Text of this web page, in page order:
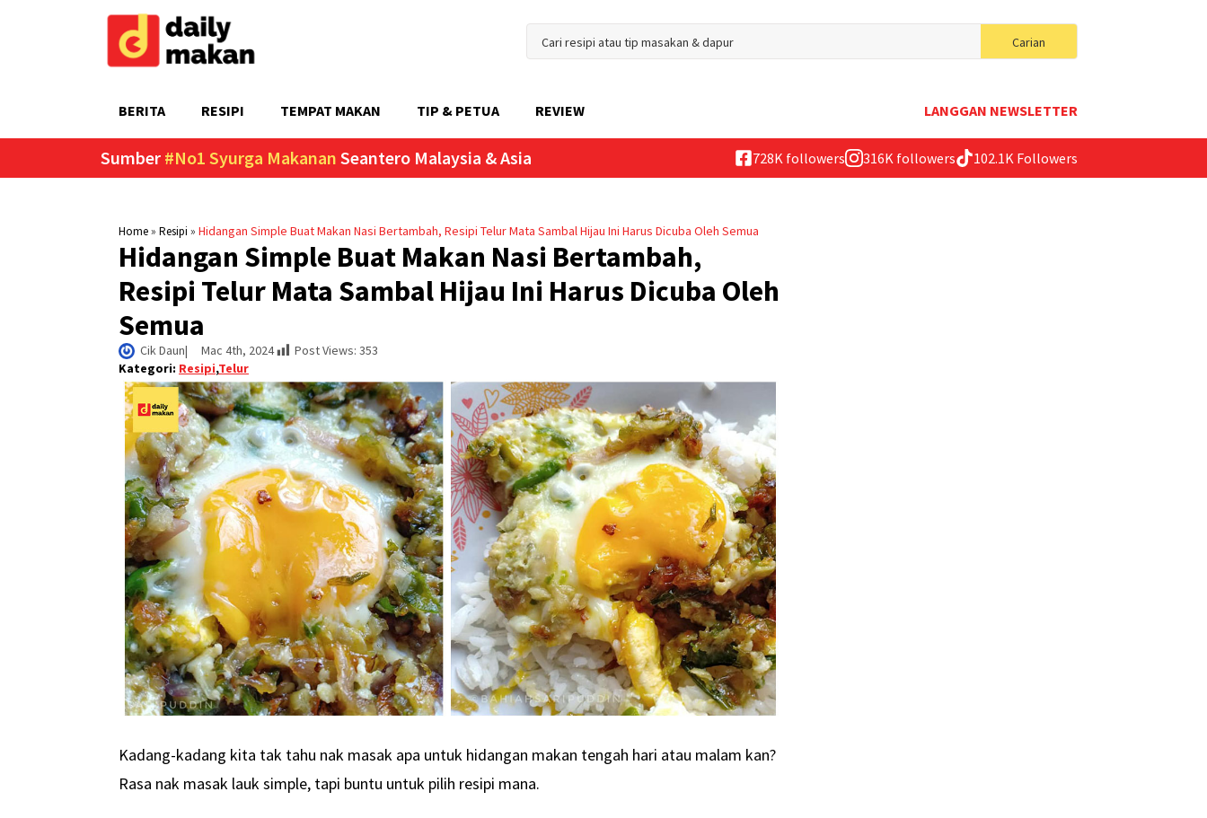
Carian
for:
BERITA RESIPI TEMPAT MAKAN TIP & PETUA REVIEW LANGGAN NEWSLETTER
Sumber #No1 Syurga Makanan Seantero Malaysia & Asia 728K followers 316K followers 102.1K Followers
Home» Resipi » Hidangan Simple Buat Makan Nasi Bertambah, Resipi Telur Mata Sambal Hijau Ini Harus Dicuba Oleh Semua
Hidangan Simple Buat Makan Nasi Bertambah,
Resipi Telur Mata Sambal Hijau Ini Harus Dicuba Oleh
Semua
Cik Daun| Mac 4th, 2024 Post Views: 353
Kategori: Resipi,Telur
Kadang-kadang kita tak tahu nak masak apa untuk hidangan makan tengah hari atau malam kan?
Rasa nak masak lauk simple, tapi buntu untuk pilih resipi mana.